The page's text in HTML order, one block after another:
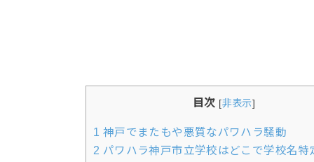
目次 [非表示]
1 神戸でまたもや悪質なパワハラ騒動
2 パワハラ神戸市立学校はどこで学校名特